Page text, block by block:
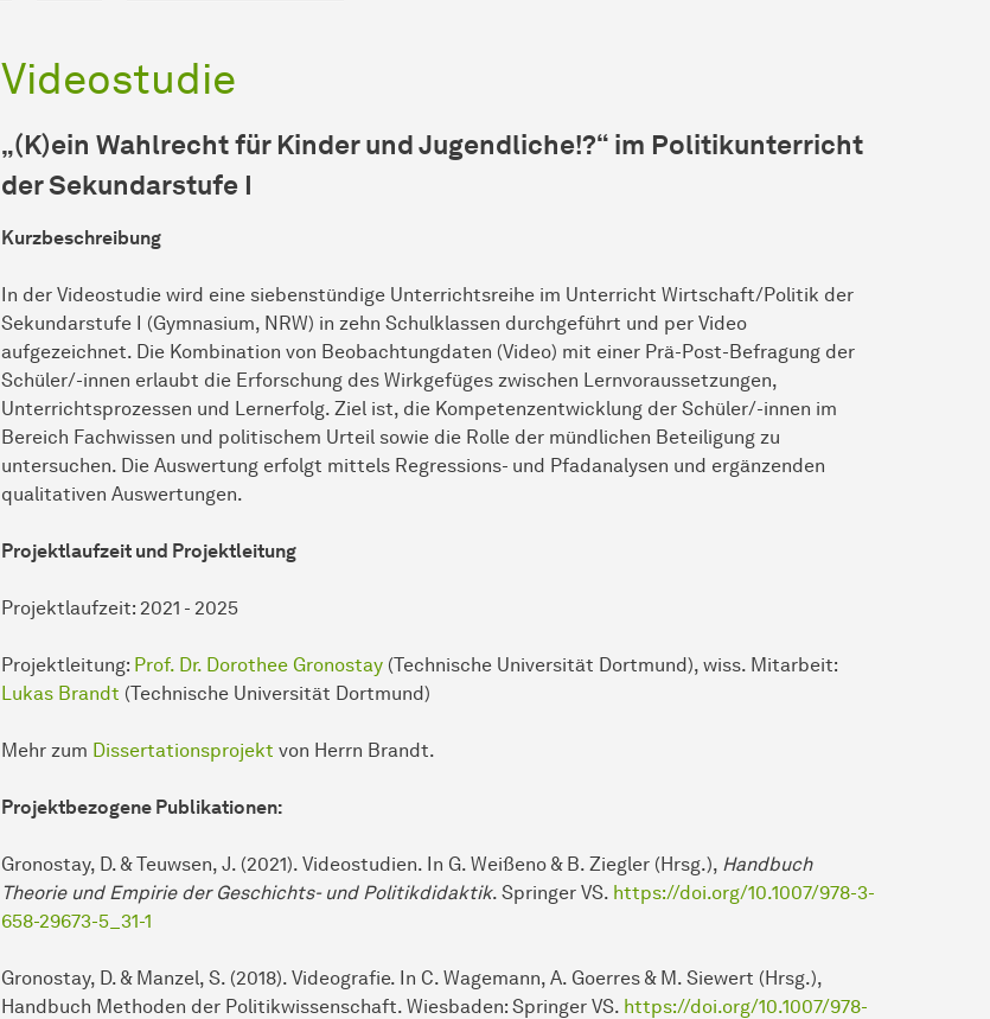
Videostudie
„(K)ein Wahlrecht für Kinder und Jugendliche!?“ im Politikunterricht
der Sekundarstufe I
Kurzbeschreibung
In der Videostudie wird eine siebenstündige Unterrichtsreihe im Unterricht Wirtschaft/Politik der
Sekundarstufe I (Gymnasium, NRW) in zehn Schulklassen durchgeführt und per Video
aufgezeichnet. Die Kombination von Beobachtungdaten (Video) mit einer Prä-Post-Befragung der
Schüler/-innen erlaubt die Erforschung des Wirkgefüges zwischen Lernvoraussetzungen,
Unterrichtsprozessen und Lernerfolg. Ziel ist, die Kompetenzentwicklung der Schüler/-innen im
Bereich Fachwissen und politischem Urteil sowie die Rolle der mündlichen Beteiligung zu
untersuchen. Die Auswertung erfolgt mittels Regressions- und Pfadanalysen und ergänzenden
qualitativen Auswertungen.
Projektlaufzeit und Projektleitung
Projektlaufzeit: 2021 - 2025
Projektleitung: Prof. Dr. Dorothee Gronostay (Technische Universität Dortmund), wiss. Mitarbeit:
Lukas Brandt (Technische Universität Dortmund)
Mehr zum Dissertationsprojekt von Herrn Brandt.
Projektbezogene Publikationen:
Gronostay, D. & Teuwsen, J. (2021). Videostudien. In G. Weißeno & B. Ziegler (Hrsg.), Handbuch
Theorie und Empirie der Geschichts- und Politikdidaktik. Springer VS. https://doi.org/10.1007/978-3-
658-29673-5_31-1
Gronostay, D. & Manzel, S. (2018). Videografie. In C. Wagemann, A. Goerres & M. Siewert (Hrsg.),
Handbuch Methoden der Politikwissenschaft. Wiesbaden: Springer VS. https://doi.org/10.1007/978-